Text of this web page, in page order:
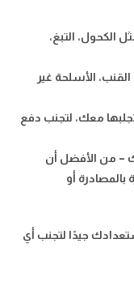
الكحول، التبغ،
الأسلحة غير
معك، لتجنب دفع
– من الأفضل أن
أو
جيدًا لتجنب أي